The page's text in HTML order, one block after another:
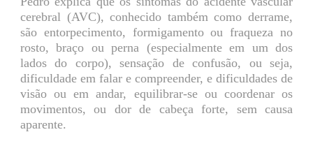
cerebral (AVC), conhecido também como derrame,
são entorpecimento, formigamento ou fraqueza no
rosto, braço ou perna (especialmente em um dos
lados do corpo), sensação de confusão, ou seja,
dificuldade em falar e compreender, e dificuldades de
visão ou em andar, equilibrar-se ou coordenar os
movimentos, ou dor de cabeça forte, sem causa
aparente.